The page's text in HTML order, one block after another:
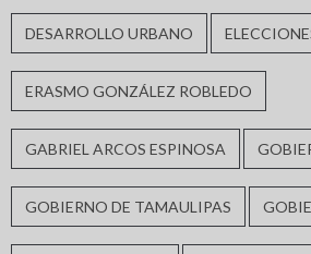
DESARROLLO URBANO
ERASMO GONZÁLEZ ROBLEDO
GABRIEL ARCOS ESPINOSA
GOBIERNO DE TAMAULIPAS